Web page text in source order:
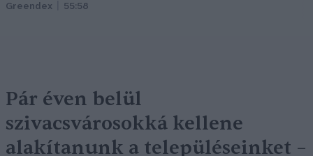
Greendex 55:58
Pár éven belül
szivacsvárosokká kellene
alakítanunk a településeinket –